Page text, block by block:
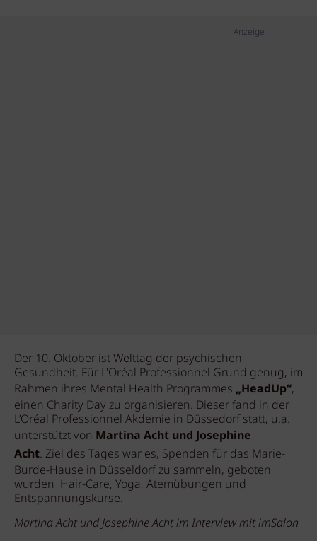
Anzeige
Der 10. Oktober ist Welttag der psychischen
Gesundheit. Für L'Oréal Professionnel Grund genug, im
Rahmen ihres Mental Health Programmes „HeadUp“,
einen Charity Day zu organisieren. Dieser fand in der
L’Oréal Professionnel Akdemie in Düssedorf statt, u.a.
unterstützt von Martina Acht und Josephine
Acht. Ziel des Tages war es, Spenden für das Marie-
Burde-Hause in Düsseldorf zu sammeln, geboten
wurden Hair-Care, Yoga, Atemübungen und
Entspannungskurse.
Martina Acht und Josephine Acht im Interview mit imSalon